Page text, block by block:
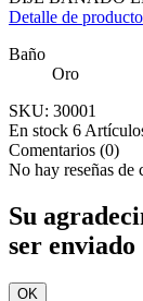
Detalle de producto
Baño
Oro
SKU: 30001
En stock 6
Comentarios (0)
No hay reseñas de
Su
ser enviado
OK